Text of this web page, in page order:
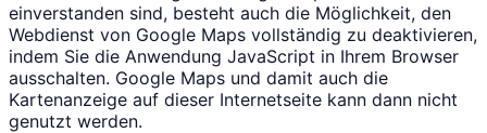
einverstanden sind, besteht auch die Möglichkeit, den
Webdienst von Google Maps vollständig zu deaktivieren,
indem Sie die Anwendung JavaScript in Ihrem Browser
ausschalten. Google Maps und damit auch die
Kartenanzeige auf dieser Internetseite kann dann nicht
genutzt werden.